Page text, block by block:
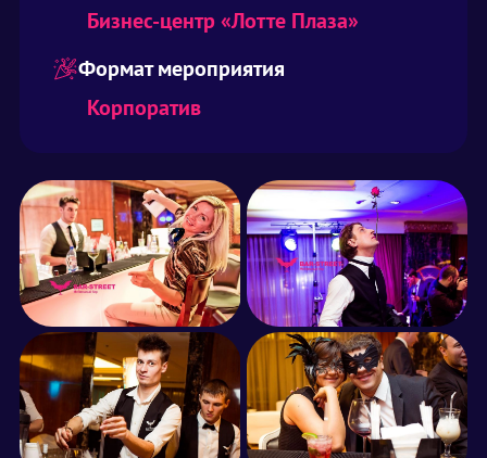
Бизнес-центр «Лотте Плаза»
Формат мероприятия
Корпоратив